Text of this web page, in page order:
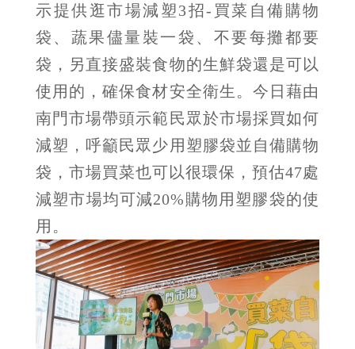
示提供逛市場減塑3招-買菜自備購物
袋、蔬果儘量裝一袋、不要每攤都要
袋，另直接盛裝食物的生鮮袋還是可以
使用的，確保食材安全衛生。今日藉由
南門市場帶頭示範民眾於市場採買如何
減塑，呼籲民眾少用塑膠袋並自備購物
袋，市場買菜也可以很環保，預估47處
減塑市場均可減20%購物用塑膠袋的使
用。